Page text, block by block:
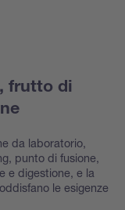
frutto di
da laboratorio,
punto di fusione,
e digestione, e la
le esigenze